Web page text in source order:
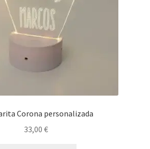
Corona personalizada
33,00 €